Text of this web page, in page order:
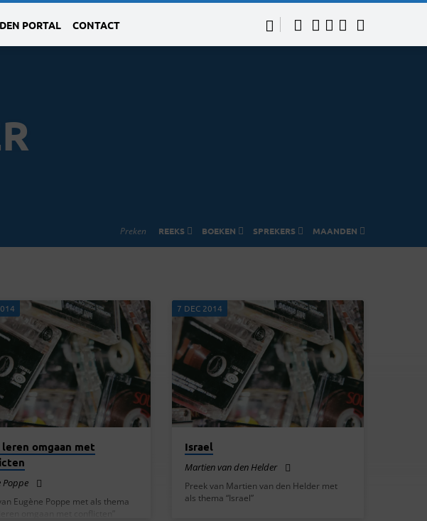
PORTAL CONTACT
Preken REEKS BOEKEN SPREKERS MAANDEN
leren omgaan met
Poppe
Eugène Poppe met als thema
leren omgaan met conflicten”
7 DEC 2014
Israel
Martien van den Helder
Preek van Martien van den Helder met
als thema “Israel”